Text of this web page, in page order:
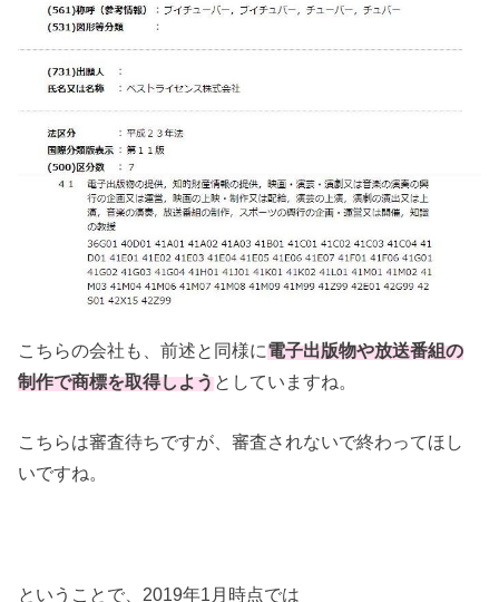
こちらの会社も、前述と同様に電子出版物や放送番組の
制作で商標を取得しようとしていますね。
こちらは審査待ちですが、審査されないで終わってほし
いですね。
ということで、2019年1月時点では